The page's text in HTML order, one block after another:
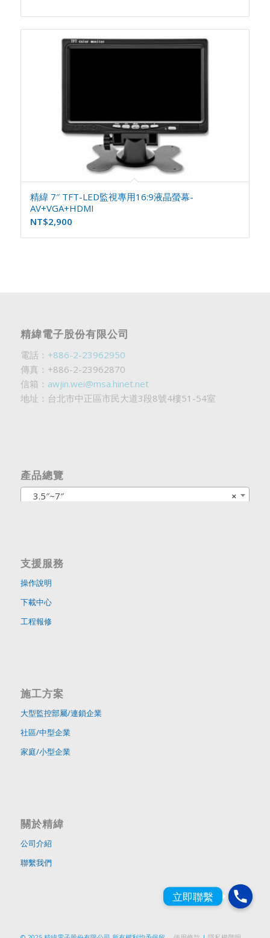
精緯 7″ TFT-LED監視專用16:9液晶螢幕-
AV+VGA+HDMI
NT$2,900
精緯電子股份有限公司
電話： +886-2-23962950
傳真：+886-2-23962870
信箱： awjin.wei@msa.hinet.net
地址：台北市中正區市民大道3段8號4樓51-54室
產品總覽
×
3.5″~7″
支援服務
操作說明
下載中心
工程報修
施工方案
大型監控部屬/連鎖企業
社區/中型企業
家庭/小型企業
關於精緯
公司介紹
聯繫我們